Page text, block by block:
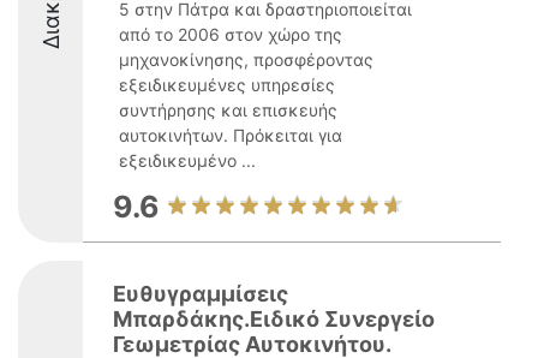
5 στην Πάτρα και δραστηριοποιείται
από το 2006 στον χώρο της
μηχανοκίνησης, προσφέροντας
εξειδικευμένες υπηρεσίες
συντήρησης και επισκευής
αυτοκινήτων. Πρόκειται για
εξειδικευμένο ...
9.6
Ευθυγραμμίσεις
Μπαρδάκης.Ειδικό Συνεργείο
Γεωμετρίας Αυτοκινήτου.